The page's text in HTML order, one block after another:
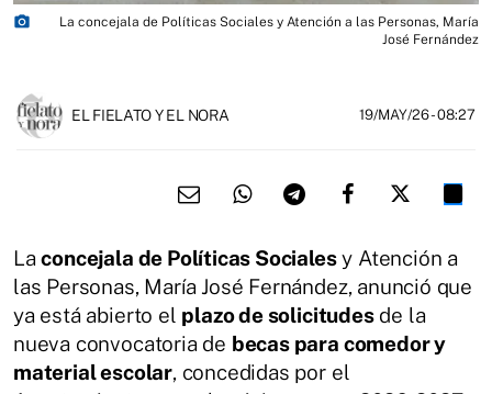
photo_camera
La concejala de Políticas Sociales y Atención a las Personas, María
José Fernández
EL FIELATO Y EL NORA 19/MAY/26- 08:27
Laconcejala de Políticas Socialesy Atención a
las Personas, María José Fernández, anunció que
ya está abierto el plazo de solicitudesde la
nueva convocatoria de becas para comedor y
material escolar, concedidas por el